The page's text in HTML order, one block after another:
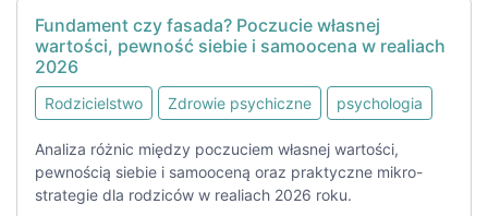
Fundament czy fasada? Poczucie własnej
wartości, pewność siebie i samoocena w realiach
2026
Rodzicielstwo Zdrowie psychiczne psychologia
Analiza różnic między poczuciem własnej wartości,
pewnością siebie i samooceną oraz praktyczne mikro-
strategie dla rodziców w realiach 2026 roku.